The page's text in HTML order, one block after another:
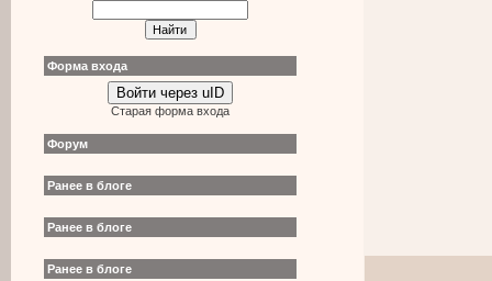
Форма входа
Войти через uID
Старая форма входа
Форум
Ранее в блоге
Ранее в блоге
Ранее в блоге